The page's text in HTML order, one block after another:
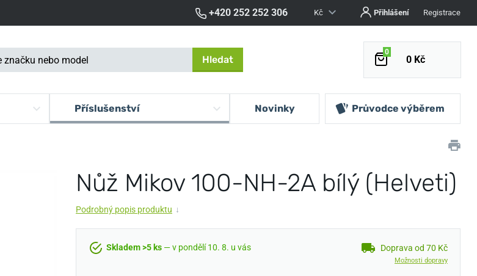
+420 252 252 306 Kč Přihlášení Registrace
Hledat
0
0 Kč
Příslušenství Novinky Průvodce výběrem
Nůž Mikov 100-NH-2A bílý (Helveti)
Podrobný popis produktu ↓
Skladem >5 ks — v pondělí 10. 8. u vás Doprava od 70 Kč
Možnosti dopravy